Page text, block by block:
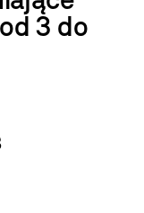
3 do